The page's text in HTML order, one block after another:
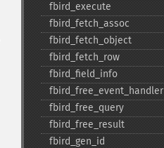
fbird_​execute
fbird_​fetch_​assoc
fbird_​fetch_​object
fbird_​fetch_​row
fbird_​field_​info
fbird_​free_​event_​handler
fbird_​free_​query
fbird_​free_​result
fbird_​gen_​id